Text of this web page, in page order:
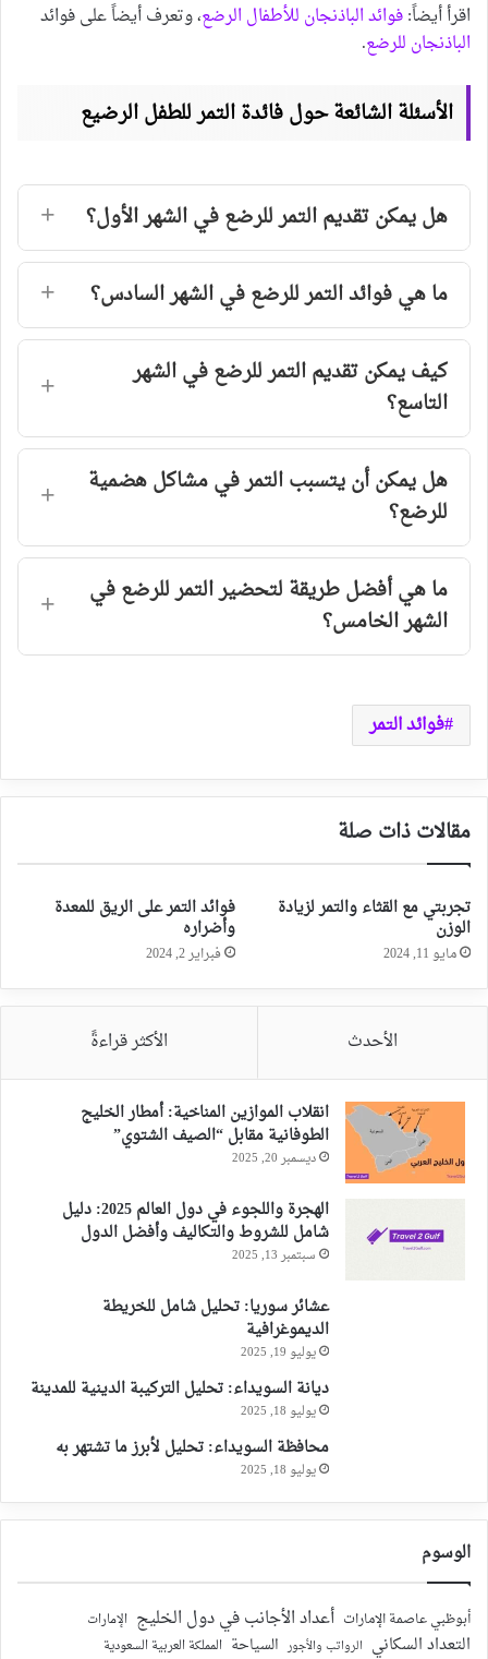
اقرأ أيضاً:فوائد الباذنجان للأطفال الرضع، وتعرف أيضاً على فوائد
الباذنجان للرضع.
الأسئلة الشائعة حول فائدة التمر للطفل الرضيع
هل يمكن تقديم التمر للرضع في الشهر الأول؟
ما هي فوائد التمر للرضع في الشهر السادس؟
كيف يمكن تقديم التمر للرضع في الشهر
التاسع؟
هل يمكن أن يتسبب التمر في مشاكل هضمية
للرضع؟
ما هي أفضل طريقة لتحضير التمر للرضع في
الشهر الخامس؟
فوائد التمر
مقالات ذات صلة
تجربتي مع القثاء والتمر لزيادة
الوزن
مايو 11, 2024
فوائد التمر على الريق للمعدة
وأضراره
فبراير 2, 2024
الأحدث الأكثر قراءةً
انقلاب الموازين المناخية: أمطار الخليج
الطوفانية مقابل “الصيف الشتوي”
ديسمبر 20, 2025
الهجرة واللجوء في دول العالم 2025: دليل
شامل للشروط والتكاليف وأفضل الدول
سبتمبر 13, 2025
عشائر سوريا: تحليل شامل للخريطة
الديموغرافية
يوليو 19, 2025
ديانة السويداء: تحليل التركيبة الدينية للمدينة
يوليو 18, 2025
محافظة السويداء: تحليل لأبرز ما تشتهر به
يوليو 18, 2025
الوسوم
أبوظبي عاصمة الإمارات أعداد الأجانب في دول الخليج الإمارات
التعداد السكاني الرواتب والأجور السياحة المملكة العربية السعودية